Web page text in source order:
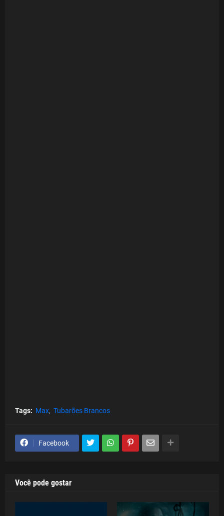
Tags: Max Tubarões Brancos
Facebook
Você pode gostar